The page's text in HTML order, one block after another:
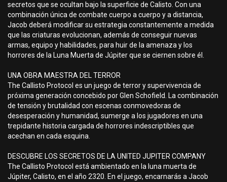
secretos que se ocultan bajo la superficie de Calisto. Con una
combinación única de combate cuerpo a cuerpo y a distancia,
Jacob deberá modificar su estrategia constantemente a medida
que las criaturas evolucionan, además de conseguir nuevas
armas, equipo y habilidades, para huir de la amenaza y los
horrores de la Luna Muerta de Júpiter que se ciernen sobre él.
UNA OBRA MAESTRA DEL TERROR
The Callisto Protocol es un juego de terror y supervivencia de
próxima generación concebido por Glen Schofield. La combinación
de tensión y brutalidad con escenas conmovedoras de
desesperación y humanidad, sumerge a los jugadores en una
trepidante historia cargada de horrores indescriptibles que
acechan en cada esquina.
DESCUBRE LOS SECRETOS DE LA UNITED JUPITER COMPANY
The Callisto Protocol está ambientado en la luna muerta de
Júpiter, Calisto, en el año 2320. En el juego, encarnarás a Jacob